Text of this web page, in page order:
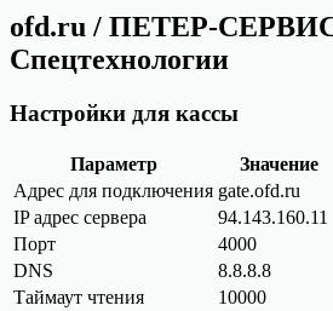
ofd.ru / ПЕТЕР-
Спецтехнологии
Настройки для кассы
Параметр
Значение
Адрес для подключения gate.ofd.ru
IP адрес сервера
94.143.160.11
Порт
4000
DNS
8.8.8.8
Таймаут чтения
10000